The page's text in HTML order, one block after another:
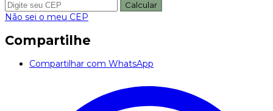
Calcular
Não sei o meu CEP
Compartilhe
Compartilhar com WhatsApp